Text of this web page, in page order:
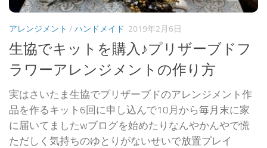
アレンジメント / ハンドメイド 2019年2月6日
生協でキットを購入♪プリザーブドフ
ラワーアレンジメントの作り方
実はさいたま生協でプリザーブドのアレンジメント作
品を作るキット6回に申し込んで10月から毎月末に家
に届いてましたwブログを始めたりなんやかんやで慌
ただしく気持ちのゆとりがないせいで放置プレイ